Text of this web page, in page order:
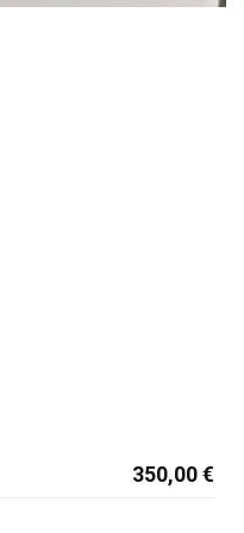
350,00 €